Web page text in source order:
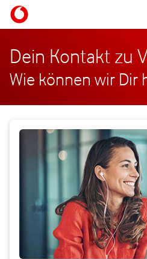
Dein Kontakt zu
Wie können wir Dir